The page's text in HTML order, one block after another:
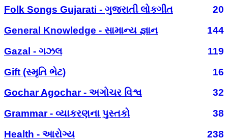
Folk Songs Gujarati - ગુજરાતી લોકગીત
20
General Knowledge - સામાન્ય જ્ઞાન
144
Gazal - ગઝલ
119
Gift (સ્મૃતિ ભેટ)
16
Gochar Agochar - અગોચર વિશ્વ
32
Grammar - વ્યાકરણના પુસ્તકો
38
Health - આરોગ્ય
238